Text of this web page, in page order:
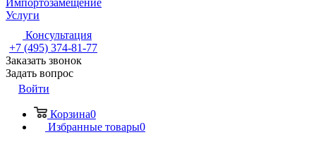
Импортозамещение
Услуги
Консультация
+7 (495) 374-81-77
Заказать звонок
Задать вопрос
Войти
Корзина0
Избранные товары0